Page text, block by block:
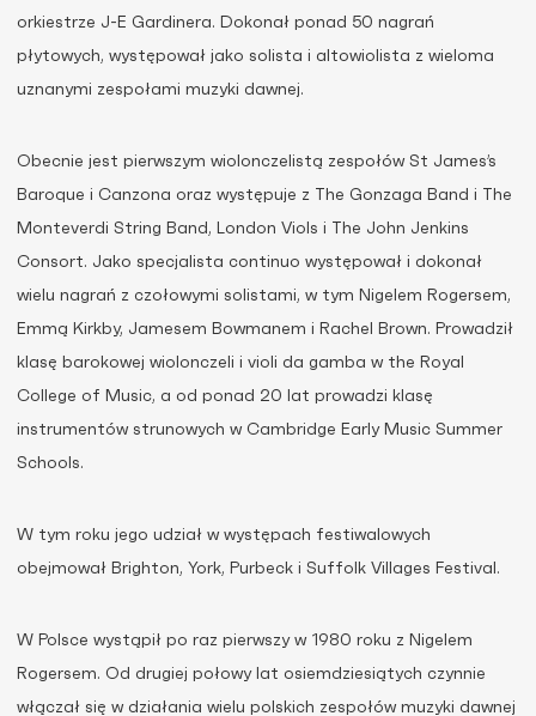
orkiestrze J-E Gardinera. Dokonał ponad 50 nagrań
płytowych, występował jako solista i altowiolista z wieloma
uznanymi zespołami muzyki dawnej.
Obecnie jest pierwszym wiolonczelistą zespołów St James’s
Baroque i Canzona oraz występuje z The Gonzaga Band i The
Monteverdi String Band, London Viols i The John Jenkins
Consort. Jako specjalista continuo występował i dokonał
wielu nagrań z czołowymi solistami, w tym Nigelem Rogersem,
Emmą Kirkby, Jamesem Bowmanem i Rachel Brown. Prowadził
klasę barokowej wiolonczeli i violi da gamba w the Royal
College of Music, a od ponad 20 lat prowadzi klasę
instrumentów strunowych w Cambridge Early Music Summer
Schools.
W tym roku jego udział w występach festiwalowych
obejmował Brighton, York, Purbeck i Suffolk Villages Festival.
W Polsce wystąpił po raz pierwszy w 1980 roku z Nigelem
Rogersem. Od drugiej połowy lat osiemdziesiątych czynnie
włączał się w działania wielu polskich zespołów muzyki dawnej